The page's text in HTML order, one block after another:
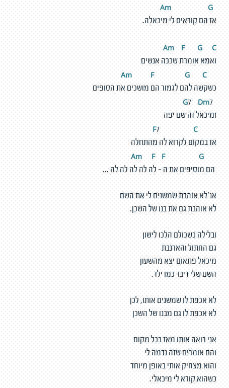
m G
אז הם קוראים לי מיכאלה.
Am F G C
ואמא אומרת שככה אנשים
m F G C
כשקשה להם לגמור הם מושכים את הסופים
7 Dm7
ומיכאל זה שם יפה
7 C
אז במקום לקרוא לה מהתחלה
m F F G
הם מוסיפים את ה - לה לה לה לה לה ...
אנ'לא אוהבת שמשנים לי את השם
לא אוהבת גם את בנו של השכן.
ובלילה כשכולם הלכו לישון
גם החתול והארנבת
מיכאל פתאום יצא מהשעון
השם שלי דיבר כמו ילד.
לא אכפת לו שמשנים אותו, לכן
לא אכפת לו גם מבנו של השכן
אני רואה אותו מאז בכל מקום
והם אומרים שזה נדמה לי
והוא מצחיק אותי באופן מיוחד
כשהוא קורא לי מיכאלי.